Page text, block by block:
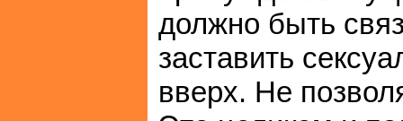
должно быть
заставить
вверх. Не